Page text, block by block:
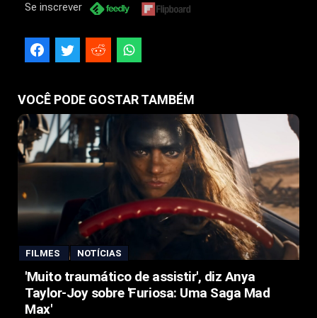
Se inscrever
VOCÊ PODE GOSTAR TAMBÉM
FILMES NOTÍCIAS
'Muito traumático de assistir', diz Anya
Taylor-Joy sobre 'Furiosa: Uma Saga Mad
Max'